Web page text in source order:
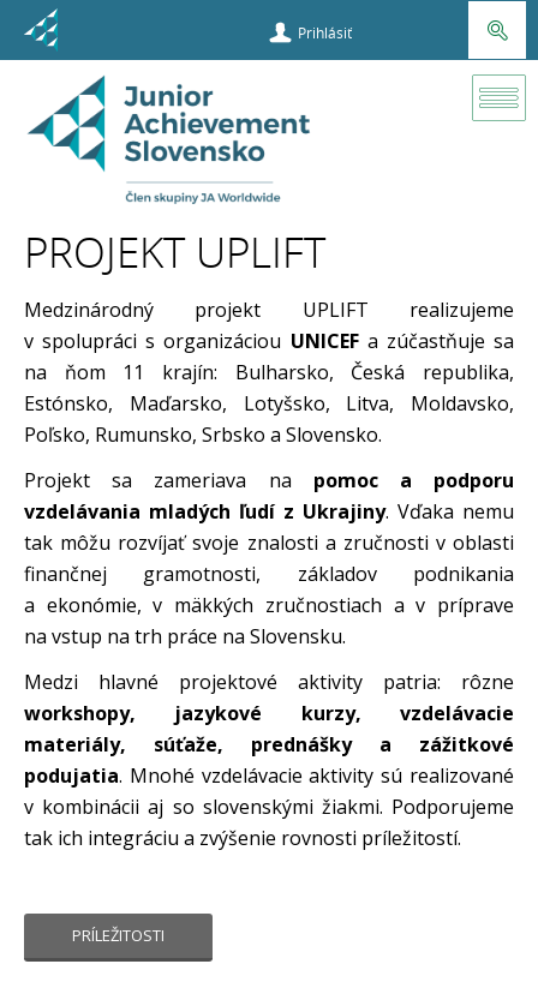
Prihlásiť
PROJEKT UPLIFT
Medzinárodný projekt UPLIFT realizujeme
v spolupráci s organizáciou UNICEFa zúčastňuje sa
na ňom 11 krajín: Bulharsko, Česká republika,
Estónsko, Maďarsko, Lotyšsko, Litva, Moldavsko,
Poľsko, Rumunsko, Srbsko a Slovensko.
Projekt sa zameriava na pomoc a podporu
vzdelávania mladých ľudí z Ukrajiny. Vďaka nemu
tak môžu rozvíjať svoje znalosti a zručnosti v oblasti
finančnej gramotnosti, základov podnikania
a ekonómie, v mäkkých zručnostiach a v príprave
na vstup na trh práce na Slovensku.
Medzi hlavné projektové aktivity patria: rôzne
workshopy, jazykové kurzy, vzdelávacie
materiály, súťaže, prednášky a zážitkové
podujatia. Mnohé vzdelávacie aktivity sú realizované
v kombinácii aj so slovenskými žiakmi. Podporujeme
tak ich integráciu a zvýšenie rovnosti príležitostí.
PRÍLEŽITOSTI